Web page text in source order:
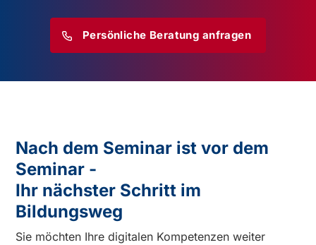
Persönliche Beratung anfragen
Nach dem Seminar ist vor dem
Seminar -
Ihr nächster Schritt im
Bildungsweg
Sie möchten Ihre digitalen Kompetenzen weiter